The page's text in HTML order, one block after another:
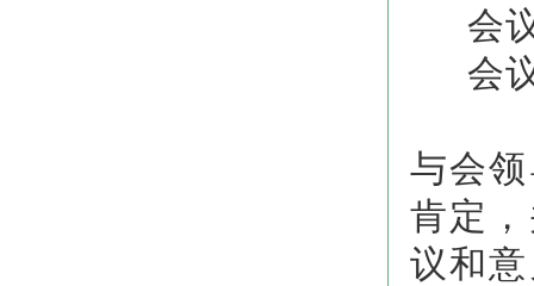
会议
会议
与会
肯定
议和